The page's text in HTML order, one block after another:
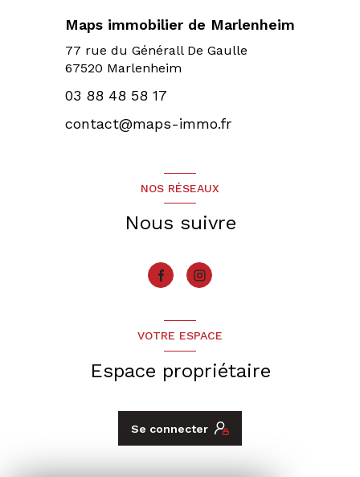
Maps immobilier de Marlenheim
77 rue du Générall De Gaulle
67520 Marlenheim
03 88 48 58 17
contact@maps-immo.fr
NOS RÉSEAUX
Nous suivre
VOTRE ESPACE
Espace propriétaire
Se connecter